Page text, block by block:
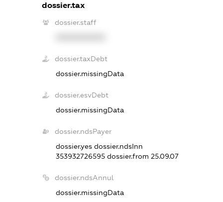
dossier.tax
dossier.staff
dossier.taxDebt
dossier.missingData
dossier.esvDebt
dossier.missingData
dossier.ndsPayer
dossier.yesdossier.ndsInn
353932726595dossier.from 25.09.07
dossier.ndsAnnul
dossier.missingData